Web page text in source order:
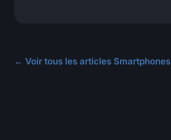
← Voir tous les articles Smartphones